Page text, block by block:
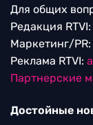
Для общих
Редакция RTVI:
Маркетинг/PR:
Реклама RTVI:
Партнерские
Достойные